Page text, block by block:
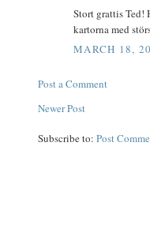
Stort grattis Ted!
kartorna med
MARCH 18,
Post a Comment
Newer Post
Subscribe to: Post